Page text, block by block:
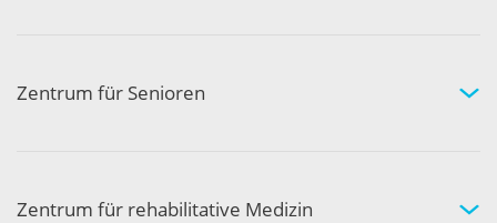
Kompetenznetzwerk
Zentrum für Senioren
Aktivität und Gemeinschaft
Zentrum für rehabilitative Medizin